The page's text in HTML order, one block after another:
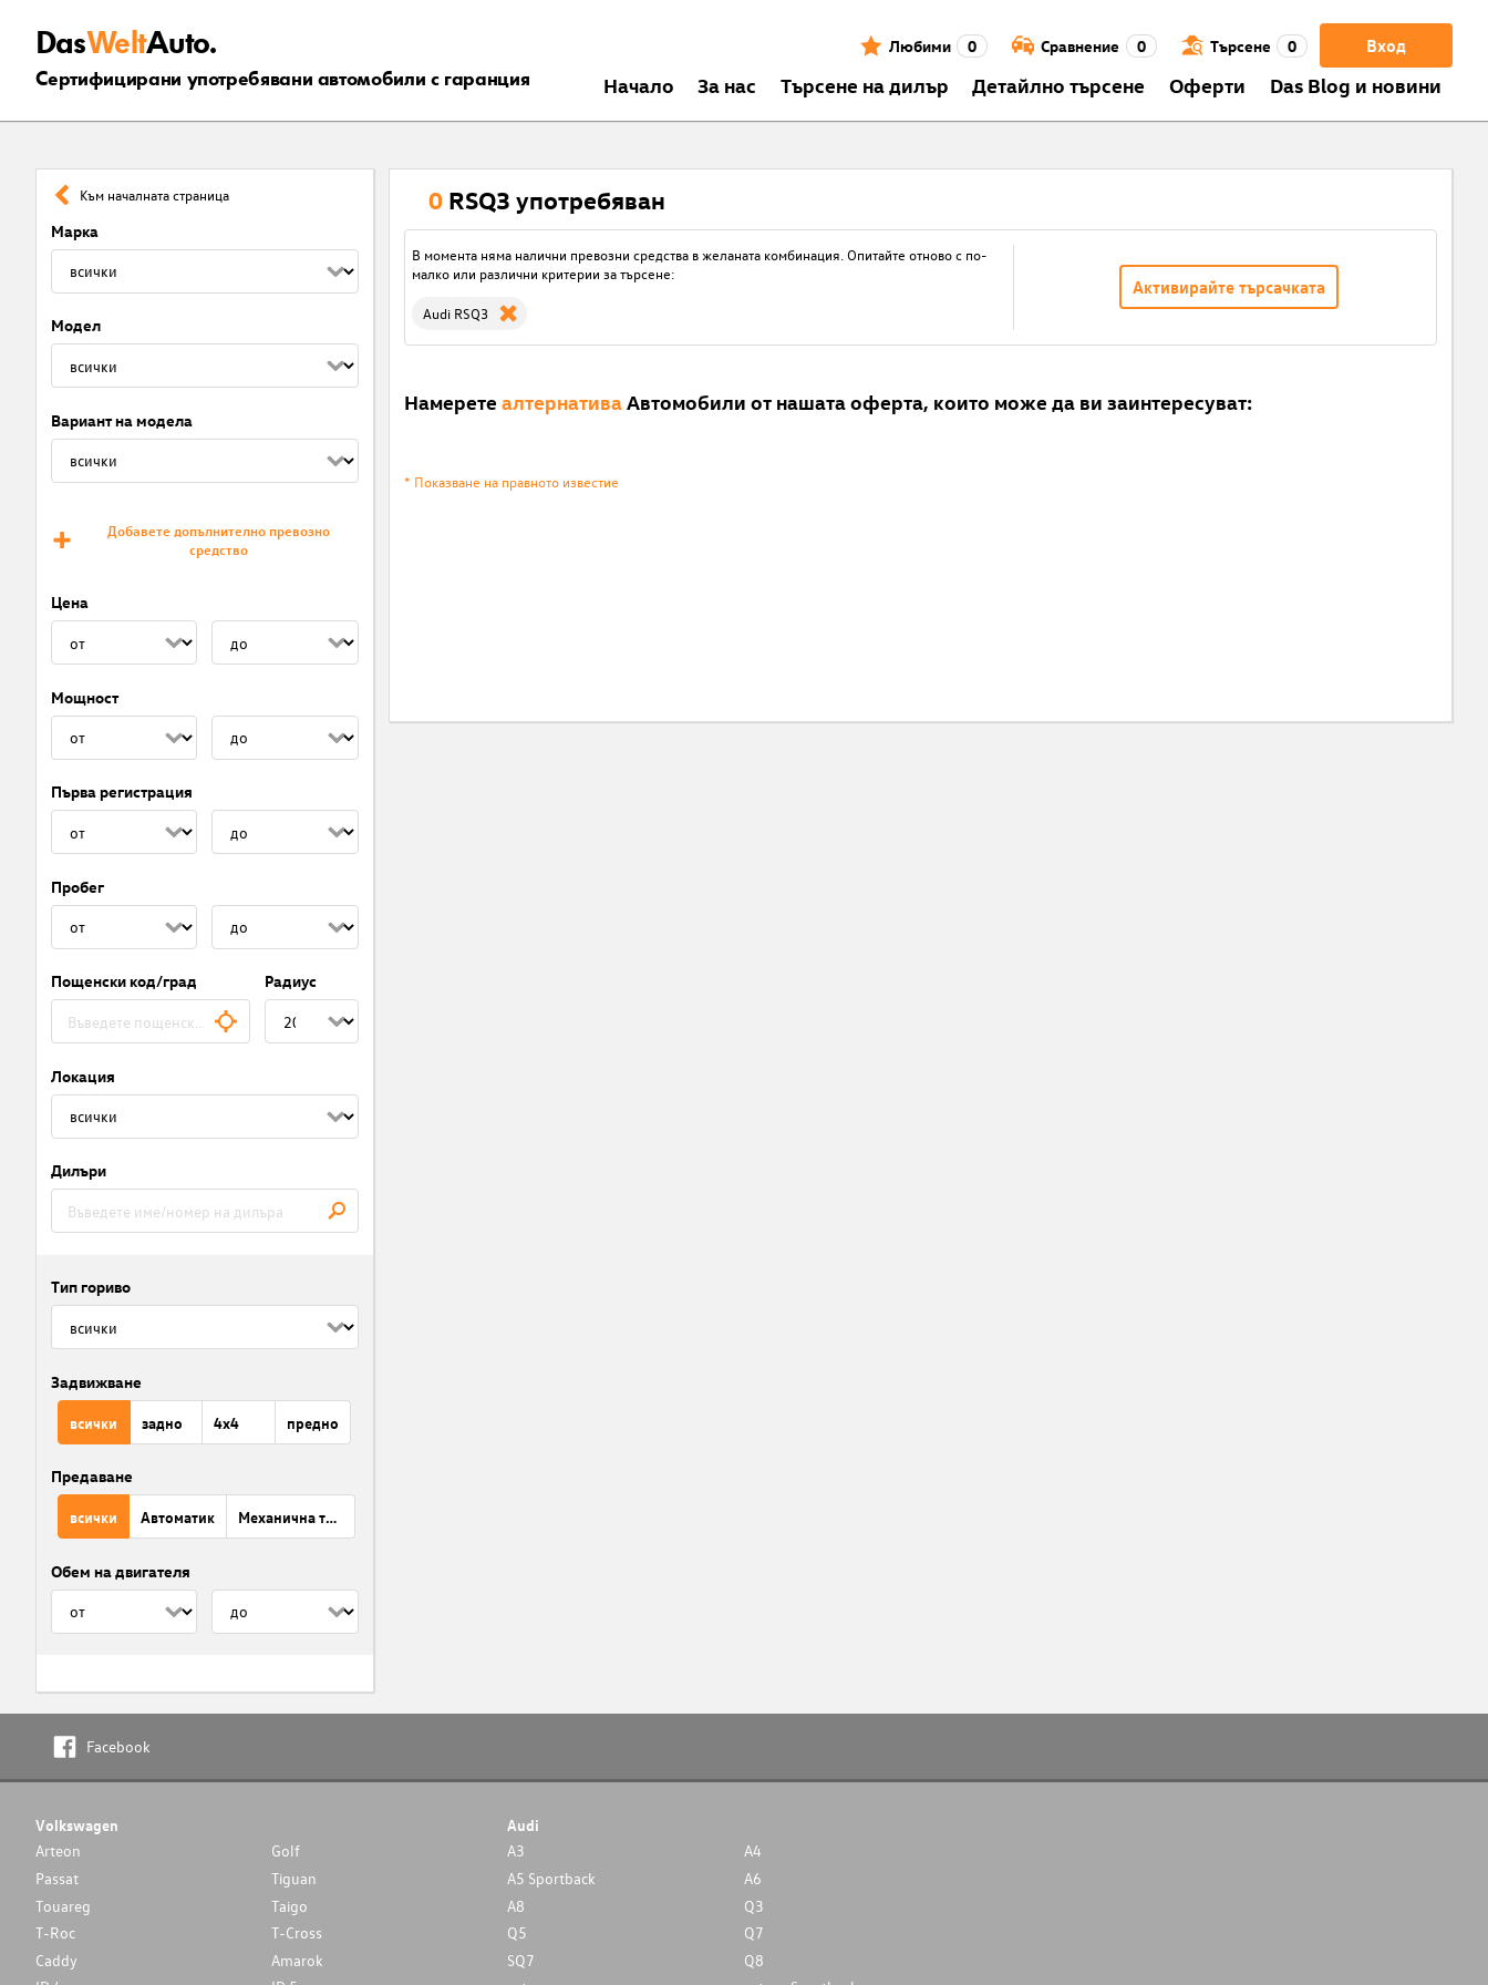
DasWeltAuto.
Сертифицирани употребявани автомобили с гаранция
Вход
Любими 0 Сравнение 0 Търсене 0
Началo За нас Търсене на дилър Детайлно търсене Оферти Das Blog и новини
Към началната страница
Марка
Модел
Вариант на модела
Добавете допълнително превозно
средство
Цена
Мощност
Първа регистрация
Пробег
Пощенски код/град Радиус
Локация
Дилъри
Тип гориво
Задвижване
всички задно 4x4 предно
Предаване
всички Автоматик Механична трансмисия
Обем на двигателя
0 RSQ3 употребяван
В момента няма налични превозни средства в желаната комбинация. Опитайте отново с по-
малко или различни критерии за търсене:
Audi RSQ3
Активирайте търсачката
Намерете алтернатива Автомобили от нашата оферта, които може да ви заинтересуват:
* Показване на правното известие
Facebook
Volkswagen
Arteon
Golf
Passat
Tiguan
Touareg
Taigo
T-Roc
T-Cross
Caddy
Amarok
Audi
A3
A4
A5 Sportback
A6
A8
Q3
Q5
Q7
SQ7
Q8